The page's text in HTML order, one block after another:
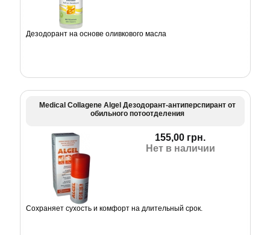
Дезодорант на основе оливкового масла
Medical Collagene Algel Дезодорант-антиперспирант от
обильного потоотделения
155,00 грн.
Нет в наличии
Сохраняет сухость и комфорт на длительный срок.